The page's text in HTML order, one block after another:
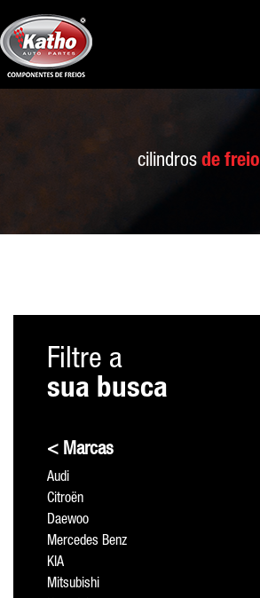
cilindros de freio
Filtre a
sua busca
< Marcas
Audi
Citroën
Daewoo
Mercedes Benz
KIA
Mitsubishi